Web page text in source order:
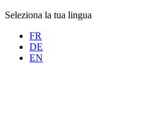
Seleziona la tua lingua
FR
DE
EN